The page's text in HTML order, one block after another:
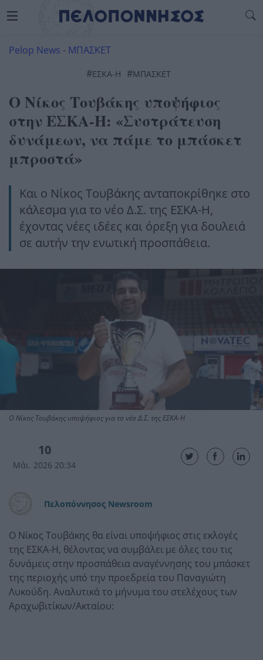
Pelop News - ΜΠΑΣΚΕΤ
#ΕΣΚΑ-Η #ΜΠΆΣΚΕΤ
Ο Νίκος Τουβάκης υποψήφιος
στην ΕΣΚΑ-Η: «Συστράτευση
δυνάμεων, να πάμε το μπάσκετ
μπροστά»
Και ο Νίκος Τουβάκης ανταποκρίθηκε στο
κάλεσμα για το νέο Δ.Σ. της ΕΣΚΑ-Η,
έχοντας νέες ιδέες και όρεξη για δουλειά
σε αυτήν την ενωτική προσπάθεια.
Ο Νίκος Τουβάκης υποψήφιος για το νέο Δ.Σ. της ΕΣΚΑ-Η
10
Μάι. 2026 20:34
Πελοπόννησος Newsroom
Ο Νίκος Τουβάκης θα είναι υποψήφιος στις εκλογές
της ΕΣΚΑ-Η, θέλοντας να συμβάλει με όλες του τις
δυνάμεις στην προσπάθεια αναγέννησης του μπάσκετ
της περιοχής υπό την προεδρεία του Παναγιώτη
Λυκούδη. Αναλυτικά το μήνυμα του στελέχους των
Αραχωβιτίκων/Ακταίου: